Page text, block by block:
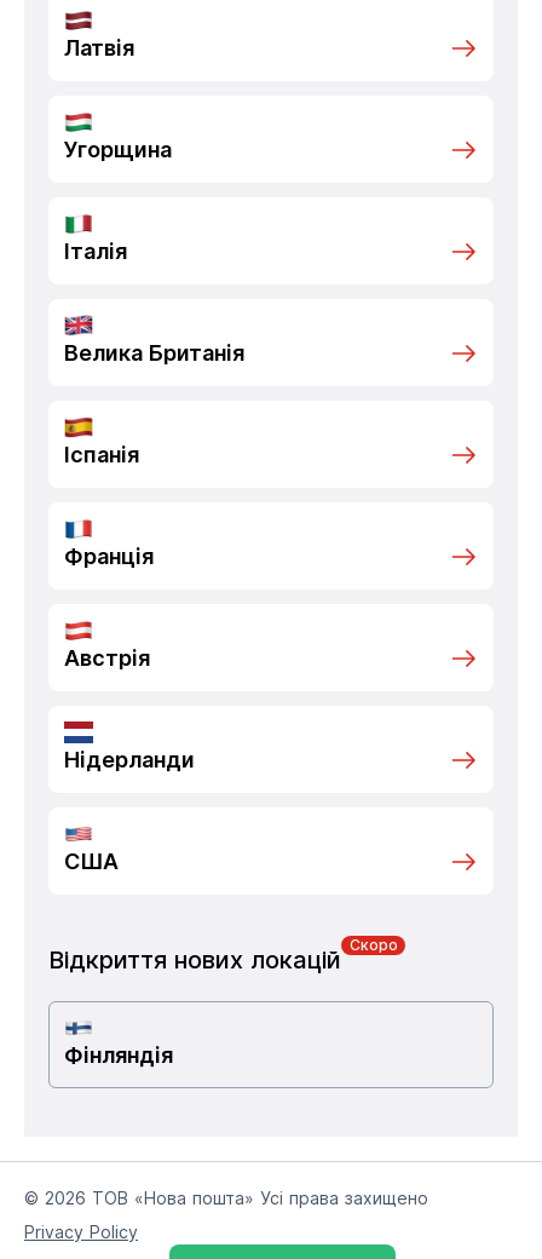
Латвія
Угорщина
Італія
Велика Британія
Іспанія
Франція
Австрія
Нідерланди
США
Відкриття нових локацій
Скоро
Фінляндія
© 2026 ТОВ «Нова пошта» Усі права захищено
Privacy Policy